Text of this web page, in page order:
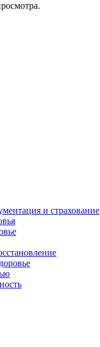
и страхование